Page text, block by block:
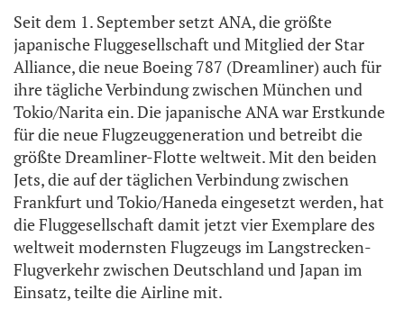
Seit dem 1. September setzt ANA, die größte
japanische Fluggesellschaft und Mitglied der Star
Alliance, die neue Boeing 787 (Dreamliner) auch für
ihre tägliche Verbindung zwischen München und
Tokio/Narita ein. Die japanische ANA war Erstkunde
für die neue Flugzeuggeneration und betreibt die
größte Dreamliner-Flotte weltweit. Mit den beiden
Jets, die auf der täglichen Verbindung zwischen
Frankfurt und Tokio/Haneda eingesetzt werden, hat
die Fluggesellschaft damit jetzt vier Exemplare des
weltweit modernsten Flugzeugs im Langstrecken-
Flugverkehr zwischen Deutschland und Japan im
Einsatz, teilte die Airline mit.